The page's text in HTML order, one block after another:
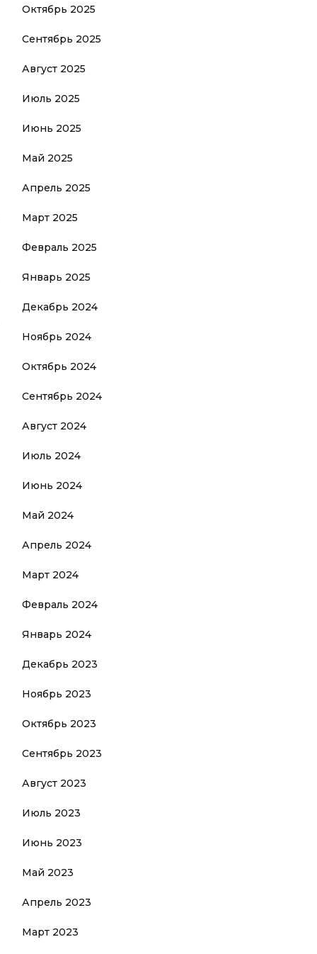
Октябрь 2025
Сентябрь 2025
Август 2025
Июль 2025
Июнь 2025
Май 2025
Апрель 2025
Март 2025
Февраль 2025
Январь 2025
Декабрь 2024
Ноябрь 2024
Октябрь 2024
Сентябрь 2024
Август 2024
Июль 2024
Июнь 2024
Май 2024
Апрель 2024
Март 2024
Февраль 2024
Январь 2024
Декабрь 2023
Ноябрь 2023
Октябрь 2023
Сентябрь 2023
Август 2023
Июль 2023
Июнь 2023
Май 2023
Апрель 2023
Март 2023